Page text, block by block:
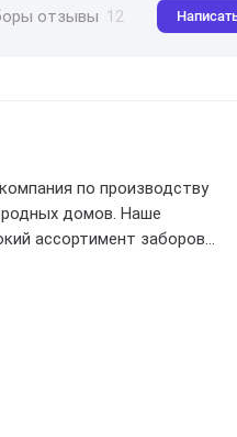
отзывы 12
по производству
домов. Наше
ассортимент заборов
варианты. Мы
каждого проекта. Наша
обеспечивая
загородного